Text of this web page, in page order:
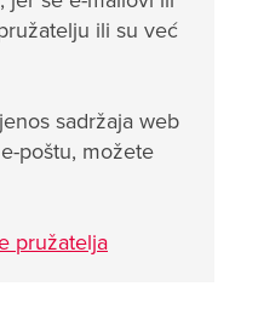
ili su već
sadržaja web
poštu, možete
pružatelja